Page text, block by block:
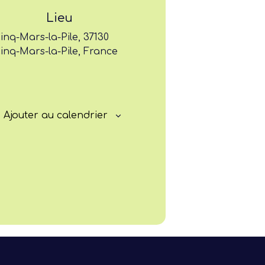
Progresser
Lieu
Mars-la-Pile, 37130
Mars-la-Pile, France
Ajouter au calendrier